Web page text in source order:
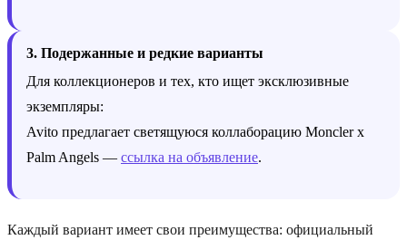
3. Подержанные и редкие варианты
Для коллекционеров и тех, кто ищет эксклюзивные
экземпляры:
Avito предлагает светящуюся коллаборацию Moncler x
Palm Angels — ссылка на объявление.
Каждый вариант имеет свои преимущества: официальный